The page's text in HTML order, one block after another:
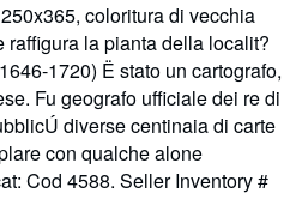
coloritura di vecchia
raffigura la pianta della localit?
1720) Ë stato un cartografo,
Fu geografo ufficiale dei re di
diverse centinaia di carte
con qualche alone
Cod 4588. Seller Inventory #